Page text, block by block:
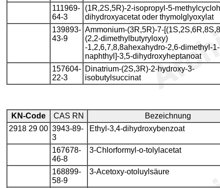
111969-
64-3
(1R,2S,5R)-2-isopropyl-5-
dihydroxyacetat oder thymolglyoxylat
139893-
43-9
Ammonium-(3R,5R)-7-
(2,2-dimethylbutyryloxy)
-1,2,6,7,8,8ahexahydro-2,6-dimethyl-1-
naphthyl]-3,5-dihydroxyheptanoat
157604-
22-3
Dinatrium-(2S,3R)-2-hydroxy-3-
isobutylsuccinat
KN-Code CAS RN
Bezeichnung
2918 29 00 3943-89-
3
Ethyl-3,4-dihydroxybenzoat
167678-
46-8
3-Chlorformyl-o-tolylacetat
168899-
58-9
3-Acetoxy-otoluylsäure